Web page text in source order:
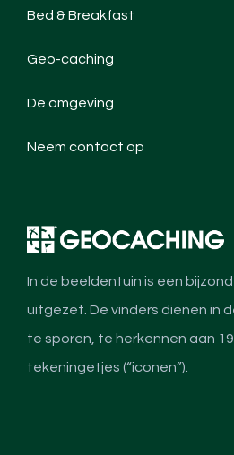
Bed & Breakfast
Geo-caching
De omgeving
Neem contact op
In de beeldentuin is een
uitgezet. De vinders dienen in
te sporen, te herkennen aan
tekeningetjes (“iconen”).